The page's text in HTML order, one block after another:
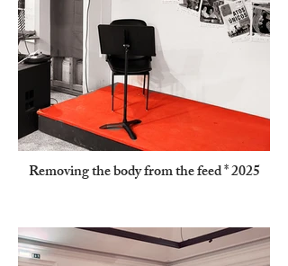
Removing the body from the feed * 2025